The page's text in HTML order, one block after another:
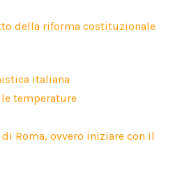
della riforma costituzionale
italiana
temperature
Roma, ovvero iniziare con il